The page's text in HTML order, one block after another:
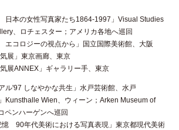
日本の女性写真家たち1864-1997」Visual Studies
、ロチェスター；アメリカ各地へ巡回
エコロジーの視点から」国立国際美術館、大阪
気展」東京画廊、東京
気展ANNEX」ギャラリー手、東京
ル'97 しなやかな共生」水戸芸術館、水戸
Kunsthalle Wien、ウィーン；Arken Museum of
ペンハーゲンへ巡回
憶 90年代美術における写真表現」東京都現代美術